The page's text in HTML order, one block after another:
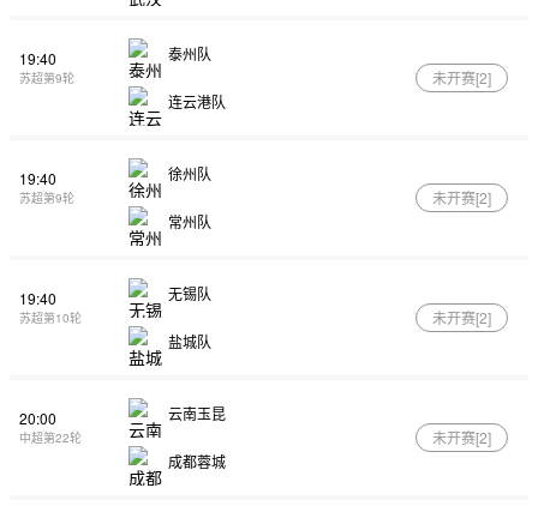
19:40
苏超第9轮
泰州队
连云港队
未开赛[2]
19:40
苏超第9轮
徐州队
常州队
未开赛[2]
19:40
苏超第10轮
无锡队
盐城队
未开赛[2]
20:00
中超第22轮
云南玉昆
成都蓉城
未开赛[2]